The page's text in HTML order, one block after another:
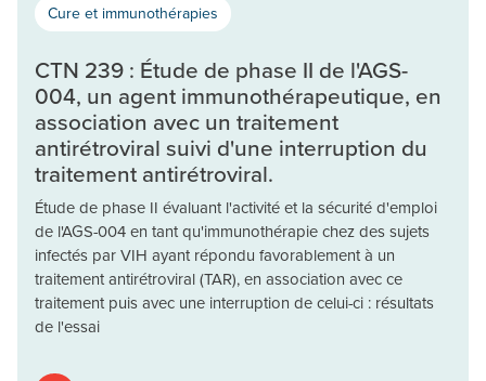
Cure et immunothérapies
CTN 239 : Étude de phase II de l'AGS-
004, un agent immunothérapeutique, en
association avec un traitement
antirétroviral suivi d'une interruption du
traitement antirétroviral.
Étude de phase II évaluant l'activité et la sécurité d'emploi
de l'AGS-004 en tant qu'immunothérapie chez des sujets
infectés par VIH ayant répondu favorablement à un
traitement antirétroviral (TAR), en association avec ce
traitement puis avec une interruption de celui-ci : résultats
de l'essai